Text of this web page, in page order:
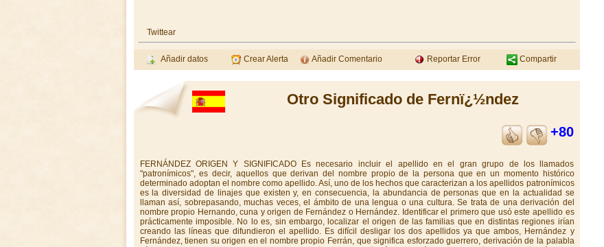
Twittear
Añadir datos Crear Alerta Añadir Comentario Reportar Error Compartir
Otro Significado de Fernï¿½ndez
+80
FERNÁNDEZ ORIGEN Y SIGNIFICADO Es necesario incluir el apellido en el gran grupo de los llamados "patronímicos", es decir, aquellos que derivan del nombre propio de la persona que en un momento histórico determinado adoptan el nombre como apellido. Así, uno de los hechos que caracterizan a los apellidos patronímicos es la diversidad de linajes que existen y, en consecuencia, la abundancia de personas que en la actualidad se llaman así, sobrepasando, muchas veces, el ámbito de una lengua o una cultura. Se trata de una derivación del nombre propio Hernando, cuna y origen de Fernández o Hernández. Identificar el primero que usó este apellido es prácticamente imposible. No lo es, sin embargo, localizar el origen de las familias que en distintas regiones irían creando las líneas que difundieron el apellido. Es difícil desligar los dos apellidos ya que ambos, Hernández y Fernández, tienen su origen en el nombre propio Ferrán, que significa esforzado guerrero, derivación de la palabla céltica "Har", traducida por "guerra" y "poder". Partiendo de Ferrán o Hernán, se derivan Fernando y Fernández y Hernando y Hernández. En catalán se conserva igual a su origen, Ferrán, nombre que en castellano se convierte en Fernando. Es posible que el apellido Fernández fuera tomado del rey Fernando. APELLIDOS DERIVADOS Debe hacerse constar que, en principio, los apellidos Hernández y Fernández se confundieron entre sí, de modo que podemos encontrar personajes históricos que son denominados indistintamente Fernández o Hernández. Esto ocurre, por ejemplo con la figura del Gran Capitán, Gonzalo Fernández de Córdoba, que es denominado de las dos formas en los textos históricos. APELLIDOS COMPUESTOS A lo largo de la historia han surgido multitud de linajes compuestos a partir de este linaje, entre los cuales podemos señalar como los más ilustres a los Fernández de Bereza, Fernández de Leiva, Fernández de Luna, Fernández de Tejada, Fernández de Piña y Fernández de Gincio, entre otros muchos. TÍTULOS NOBILIARIOS DUCADO DE FERNÁNDEZ NÚÑEZ. Concedido por Felipe V el 24 de septiembre de 1717 a D. Carlos Gutiérrez de los Ríos y Sarmiento de Sotomayor. DUCADO DE FERNÁNDEZ MIRANDA. Fue concedido en 1977 por el rey D. Juan Carlos I a D. Torcuato Fernández Miranda y Hevia, presidente de las Cortes y del Consejo del Reino y Caballero del Toisón de Oro. El 17 de junio de 1981 se mandó expedir Real carta de sucesión a favor de D. Enrique Fernández Miranda. CONDADO DE FERNÁNDEZ. Concedido por Fernando VII a D. Luís Juan Lorenzo, del que existen antecedentes en el Archivo General del Ministerio de Justicia. LINAJE E HISTORIA El apellido se ha distinguido en todas las actividades del ser humano. Muchos conquistadores españoles llevaron el apellido Fernández o Hernández. Hay quien les acusa de duros, crueles y avariciosos. Lamentablemente es cierto en algunos casos. Pero los historiadores están de acuerdo en que los hubo tan dignos y leales como Fernando de Soto que no sólo pasaba largos ratos acompañando al inca Atahualpa, prisionero de Pizarro, sino que llegó incluso a enseñar a jugar al ajedrez al desventurado emperador y se opuso aún sin éxito, a que Pizarro le hiciese ejecutar. Las ramas del apellido Fernández son muy extensas y las trataremos provincia a provincia. NAVARRA: Se centra en la villa de Espronceda, del partido de Estella. La segunda casa Navarra de este apellido se estableció en la villa de Longuida, partido de Aois. ARAGÓN: Las familias de Aragón tienen su procedencia en las originarias de Navarra. VIZCAYA:Se centra en Álava, repartiéndose en diversas familias: Fernández de Iruela, Fernández de Beraza, Fernández de Leiva, Fernández de Ubago, Fernández de Vicuña y Fernández de Soro. CASTILLA: La más antigua familia de Soria se centra en las villas de Yangüas y Agreda. El fundador de las mismas fue Rodrigo Fernández, al que se llamó "El Justador", tal vez por los muchos torneos y justas en que intervino, que pasó de Rioja a Castilla con Carlos de Arellano, señor de Cameros. Por lo que se sabe de este personaje fue un hombre de carácter muy aventurero que sirvió en lides guerreras al rey Juan II de Castilla. Varios de sus descendientes se establecieron en la villa de Agreda donde fundaron un mayorazgo y capillas sepulcrales con estatuas y escudos de mármol. También una gran familia de este apellido fundó solar en la villa de Ocaña (Toledo). GALICIA: La casa Fernández se encuentra íntimamente ligada con las casas de este apellido en Vizcaya. Casi todas las líneas gallegas , muy antiguas, tienen un origen vasco. Entre otras pueden citarse a los Fernándes de Gincio, oprocedentes de municipio de Vilamea (Lugo) y Fernández de Soro. MURCIA: La única familia que vivió en el reino de Murcia y dio origen a las demás, radicó en la villa de Fuente Alama, del partido judicial de Cartagena. ANDALUCÍA:Los antiguos textos señalan que los Fernández fueron antiguos caballeros hijosdalgos que tuvieron su origen en el reino de Córdoba y Sevilla, estableciendo el apellido en muchos pueblos de dichas provincias y también de Málaga. Se añade que de esta familia han salido muchos y muy honrados caballeros que han hecho señalados servicios a sus reyes, así en las letras como en las armas, sirviéndoles con amor, celo y lealtad, tanto en la guerra como en la paz. El origen de este apellido se cree que es tomado del rey don Fernando, derivando a partir de este nombre en Fernández. ARMAS En campo de plata, un árbol de sinople, a cuyo pie hay un león sujentando un lobo. Aún existiendo un escudo general debe tenerse en cuenta que, al convertirse en compuesto fue estableciendo sus propias armas, relacionándolas con las de las familias con las cuales enlazaron. Así lo hicieron los Fernández de Baeza, los de Laiva, Tejada, de Luna, y Gincio. Muchos de este linaje en Asturias traen: en campo de oro, un pino de sinople, terrazado de lo mismo y, apoyadas en él, dos lanzas de sable con los hierros de plata; al pie del pino, una cabeza de jabalí de sable, con los colmillos de plata. Los del valle de Cabuérniga traen: en campo de gules, un castillo de oro, aclarado de azur, y un águila de sable sobre la torre de homenaje, herida por una saeta de oro y vertiendo su sangre. Los de valle de Carriedo, que pasaron a México, traen: en campo de plata, tres fajas de sinople; bordura de azur, con cuatro castillos de plata y cuatro leones rampantes de oro , alternados. Otros traen: en campo de plata, un león de gules; bordura de gules, con cinco castillos de oro en la parte superior y cinco calderas de oro en la inferior. Los de Vizcaya: en campo de oro, un grifo de sable y, en el cantón diestro del jefe, una cruz floreteada d gules. Otros traen un escudo terciado en faja: 1º, en campo de oro, una corona antigua de gules; 2º, un campo de azur, un castillo de oro, y 3º, en campo de oro, un león rampante de gules. PERSONAJES FERNÁNDEZ DESTACADOS EN LA HISTORIA La lista de personajes apellidados Fernández que han dejado su nombre escrito en los anales de la historia es muy grande. En este apartado, por razones de espacio, sólo podemos citar algunas figuras ilustres. Alejo Fernández. Pintor español. (h. 1475-1546). Posiblemente era de origen alemán y utilizaba el apellido de su mujer, hija del pintor cordobés Pedro Fernández . Su formación es gótica, pero se caracteriza por una acusada influencia flamenca. Entre sus obras destacan, sobre todo, "La cena", "Purificación" y "Adoración de los Reyes". Enrique Fernández Arbós. Violinista y director de orquesta español. Estudió en Madrid, Bruselas y Berlín y dirigió la Orquesta Sinfónica de Madrid desde 1905. Instrumentó algunas piezas de la "Iberia" de Albéniz. Emilio Fernández. Director y actor cinematográfico mejicano. Protagonizó numerosos filmes, entre los cuales cabe destacar "La isla de la pasión" y "La noche de la Iguana". Gregorio Fernández. Escultor español. (1576-1636). Su obra, impregnada de un notable realismo, expresa en toda su grandeza la cultura barroca castellana. Parece ser que su preparación se debe a Francisco del Rincón . Se recuerdan particularmente su obras "Cristo yacente", "La Piedad", "La Dolorosa", "Cristo de la Luz" y "La cruz a cuestas". Macedonio Fernández. Escritor argentino. (1874-1952). Participó activamente en el grupo literario "Martín Fierro". Amigo de José Ingenieros, Jorge Luís Borges y Oliverio Girondo, su obra se caracteriza por la fragmentación y un lúcido sentido del humor. Gonzalo Fernández de Córdoba. (1453-1515). Militar español, conocido como "el Gran Capitán". Libertó a los Estados Pontificios por encargo de Alejandro VI. Federico III de Nápoles le concedió el título de Terranova y de Santángelo. Volvió a España en 1498 tras derrotar a los franceses en Ostia. Participó en la represión del alzamiento morisco y, en el 1500 regresó a Italia. Combatió contra los turcos. Venció en Ceriñola, durante la guerra de la Basilicata y la Capitalitana. Posteriormente conquistó Nápoles y Gaeta. Ángel Fernández de los Ríos. (1821-1880). Político y escritor español. Entre sus libros sobresalen "Guía de madrid" y "Estudio histórico de las luchas en la España del siglo XIX". Wenceslao Fernández Florez. (1886-1964). Escritor español. Merecen recordarse sus novelas "Ha entrado un ladrón" y "Las siete columnas". José Fernández Montesinos. (1897-1972). Investigador y crítico español. Fue especialista en materias clásicas del siglo XIX y su obra alcanza en este terreno los ciento veinticinco títulos. Entre ellos cabe citar "Estudios sobre Lope" y "Ensayos y estudios de literatura española. Carlos Fernández Shaw. (1865-1911). Escritor español. Permaneció aislado de las propuestas modernistas y destacó como autor dramático y sainetista. Compuso libretos de zarzuela a los que puso música Chapí: "La revoltosa", "La chavala" y "El alma del pueblo". Macedonio Fernández. (1874-1952). Escritor argentino. Participó activamente en el grupo literario "Martín Fierro". Amigo de José Ingenieros, Jorge Luís Borges y Oliverio Girondo, su